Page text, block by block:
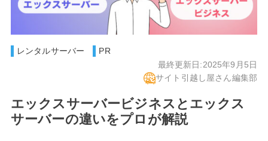
レンタルサーバー
PR
最終更新日:2025年9月5日
サイト引越し屋さん編集部
エックスサーバービジネスとエックス
サーバーの違いをプロが解説